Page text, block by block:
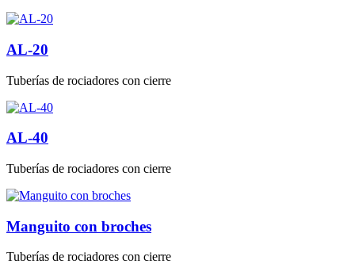
AL-20
Tuberías de rociadores con cierre
AL-40
Tuberías de rociadores con cierre
Manguito con broches
Tuberías de rociadores con cierre